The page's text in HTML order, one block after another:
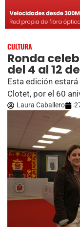
CULTURA
Ronda
del 4 al 12
Esta edición
Clotet, por el 60
Laura Caballero